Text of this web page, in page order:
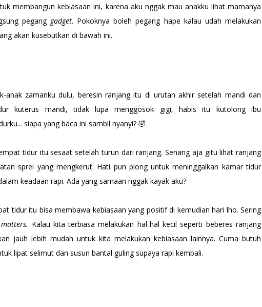
membangun kebiasaan ini, karena aku nggak mau anakku lihat mamanya
pegang gadget. Pokoknya boleh pegang hape kalau udah melakukan
akan kusebutkan di bawah ini.
anak zamanku dulu, beresin ranjang itu di urutan akhir setelah mandi dan
kuterus mandi, tidak lupa menggosok gigi, habis itu kutolong ibu
siapa yang baca ini sambil nyanyi? 🤣
tidur itu sesaat setelah turun dari ranjang. Senang aja gitu lihat ranjang
sprei yang mengkerut. Hati pun plong untuk meninggalkan kamar tidur
keadaan rapi. Ada yang samaan nggak kayak aku?
tidur itu bisa membawa kebiasaan yang positif di kemudian hari lho. Sering
Kalau kita terbiasa melakukan hal-hal kecil seperti beberes ranjang
jauh lebih mudah untuk kita melakukan kebiasaan lainnya. Cuma butuh
lipat selimut dan susun bantal guling supaya rapi kembali.